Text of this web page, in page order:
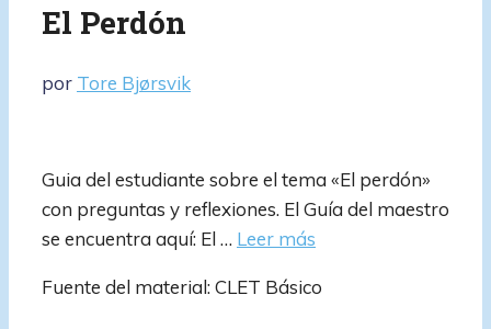
El Perdón
por Tore Bjørsvik
Guia del estudiante sobre el tema «El perdón»
con preguntas y reflexiones. El Guía del maestro
se encuentra aquí: El … Leer más
Fuente del material: CLET Básico